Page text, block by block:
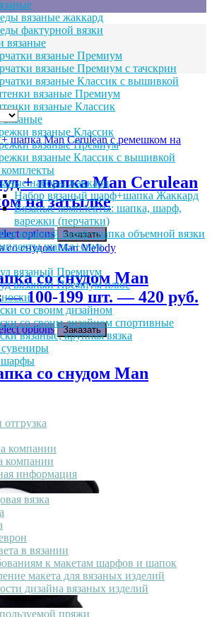
вязаные жаккард
фактурной вязки
вязаные
вязаные Премиум
вязаные Премиум с тачскрин
вязаные Классик с вышивкой
вязаные Премиум
вязаные Классик
вязаные Классик
вязаные Премиум
вязаные Классик с вышивкой
наборы жаккард
Набор вязаный шарф+шапка Жаккард
Вязаные комплекты: шапка, шарф,
варежки (перчатки)
вязаный шарф+шапка объемной вязки
шапка+снуд
вязаный Премиум
вязаный Премиум плюс
со своим дизайном
со своим дизайном спортивные
вязаные, крупная вязка
шарфы
компании
компании
информация
вязка
в вязании
к макетам шарфов и шапок
макета для вязаных изделий
дизайна вязаных изделий
пряжи
+ шапка Man Cerulean
на затылке
options Заказать
со снудом Man
— 100-199 шт. — 420 руб.
options Заказать
со снудом Man
₽ 0000Select options